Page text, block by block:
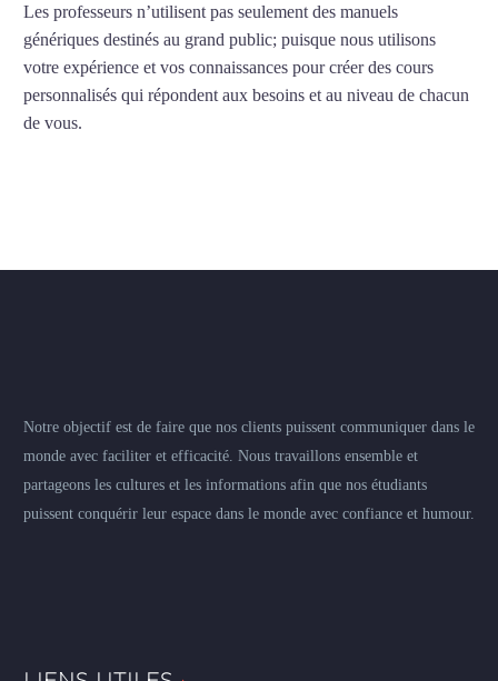
Les professeurs n’utilisent pas seulement des manuels
génériques destinés au grand public; puisque nous utilisons
votre expérience et vos connaissances pour créer des cours
personnalisés qui répondent aux besoins et au niveau de chacun
de vous.
Notre objectif est de faire que nos clients puissent communiquer dans le
monde avec faciliter et efficacité. Nous travaillons ensemble et
partageons les cultures et les informations afin que nos étudiants
puissent conquérir leur espace dans le monde avec confiance et humour.